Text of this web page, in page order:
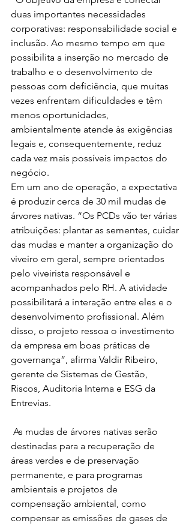
duas importantes necessidades
corporativas: responsabilidade social e
inclusão. Ao mesmo tempo em que
possibilita a inserção no mercado de
trabalho e o desenvolvimento de
pessoas com deficiência, que muitas
vezes enfrentam dificuldades e têm
menos oportunidades,
ambientalmente atende às exigências
legais e, consequentemente, reduz
cada vez mais possíveis impactos do
negócio.
Em um ano de operação, a expectativa
é produzir cerca de 30 mil mudas de
árvores nativas. “Os PCDs vão ter várias
atribuições: plantar as sementes, cuidar
das mudas e manter a organização do
viveiro em geral, sempre orientados
pelo viveirista responsável e
acompanhados pelo RH. A atividade
possibilitará a interação entre eles e o
desenvolvimento profissional. Além
disso, o projeto ressoa o investimento
da empresa em boas práticas de
governança”, afirma Valdir Ribeiro,
gerente de Sistemas de Gestão,
Riscos, Auditoria Interna e ESG da
Entrevias.
destinadas para a recuperação de
áreas verdes e de preservação
permanente, e para programas
ambientais e projetos de
compensação ambiental, como
compensar as emissões de gases de